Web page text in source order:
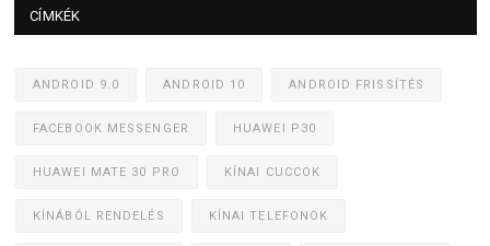
CÍMKÉK
ANDROID 9.0 ANDROID 10 ANDROID FRISSÍTÉS
FACEBOOK MESSENGER HUAWEI P30
HUAWEI MATE 30 PRO KÍNAI CUCCOK
KÍNÁBÓL RENDELÉS KÍNAI TELEFONOK